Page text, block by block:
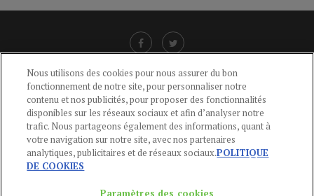
LIENS UTILES
CGU-POLITIQUE DE CONFIDENTIALITÉ -POLITIQUE DES COOKIES
MENTIONS LÉGALES -AIDE
CONTACT
Nous utilisons des cookies pour nous assurer du bon
fonctionnement de notre site, pour personnaliser notre
contenu et nos publicités, pour proposer des fonctionnalités
disponibles sur les réseaux sociaux et afin d’analyser notre
trafic. Nous partageons également des informations, quant à
votre navigation sur notre site, avec nos partenaires
analytiques, publicitaires et de réseaux sociaux.POLITIQUE
DE COOKIES
Paramètres des cookies